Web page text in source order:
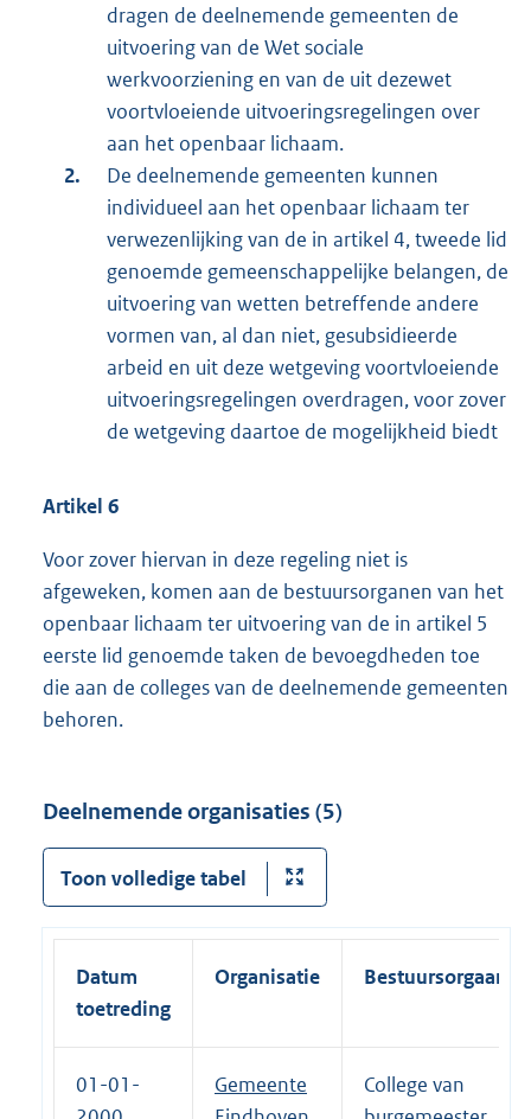
dragen de deelnemende gemeenten de
uitvoering van de Wet sociale
werkvoorziening en van de uit dezewet
voortvloeiende uitvoeringsregelingen over
aan het openbaar lichaam.
De deelnemende gemeenten kunnen
individueel aan het openbaar lichaam ter
verwezenlijking van de in artikel 4, tweede lid
genoemde gemeenschappelijke belangen, de
uitvoering van wetten betreffende andere
vormen van, al dan niet, gesubsidieerde
arbeid en uit deze wetgeving voortvloeiende
uitvoeringsregelingen overdragen, voor zover
de wetgeving daartoe de mogelijkheid biedt
Artikel 6
Voor zover hiervan in deze regeling niet is
afgeweken, komen aan de bestuursorganen van het
openbaar lichaam ter uitvoering van de in artikel 5
eerste lid genoemde taken de bevoegdheden toe
die aan de colleges van de deelnemende gemeenten
behoren.
Deelnemende organisaties (5)
Toon volledige tabel
Datum
toetreding
Organisatie Bestuursorgaan
01-01-
Gemeente
College van